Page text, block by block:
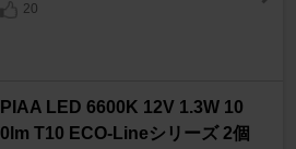
20
PIAA LED 6600K 12V 1.3W 10
0lm T10 ECO-Lineシリーズ 2個